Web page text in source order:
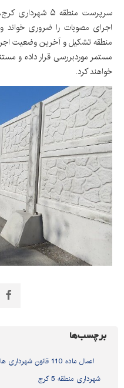
سرپرست منطقه ۵
اجرای مصوبات را ضروری خواند
منطقه تشکیل و آخرین وضعیت
مستمر موردبررسی قرار داده و
خواهند کرد.
برچسب‌ها
اعمال ماده 110 قانون شهرداری ها
شهرداری منطقه 5 کرج